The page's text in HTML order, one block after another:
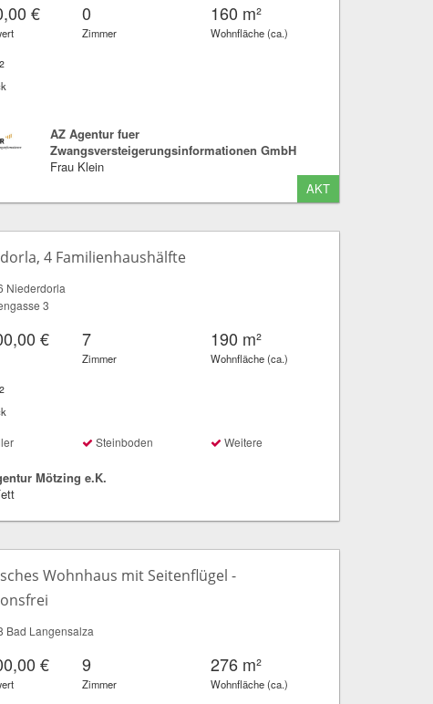
€ 0
Zimmer
160 m²
Wohnfläche (ca.)
AZ Agentur fuer
Zwangsversteigerungsinformationen GmbH
Frau Klein
AKT
4 Familienhaushälfte
Niederdorla
3
€ 7
Zimmer
190 m²
Wohnfläche (ca.)
Steinboden Weitere
Mötzing e.K.
Wohnhaus mit Seitenflügel -
Bad Langensalza
€ 9
Zimmer
276 m²
Wohnfläche (ca.)